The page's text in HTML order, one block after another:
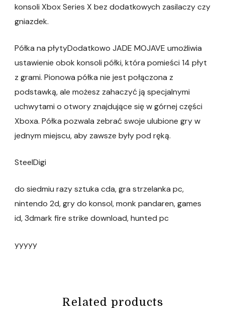
konsoli Xbox Series X bez dodatkowych zasilaczy czy
gniazdek.
Półka na płytyDodatkowo JADE MOJAVE umożliwia
ustawienie obok konsoli półki, która pomieści 14 płyt
z grami. Pionowa półka nie jest połączona z
podstawką, ale możesz zahaczyć ją specjalnymi
uchwytami o otwory znajdujące się w górnej części
Xboxa. Półka pozwala zebrać swoje ulubione gry w
jednym miejscu, aby zawsze były pod ręką.
SteelDigi
do siedmiu razy sztuka cda, gra strzelanka pc,
nintendo 2d, gry do konsol, monk pandaren, games
id, 3dmark fire strike download, hunted pc
yyyyy
Related products